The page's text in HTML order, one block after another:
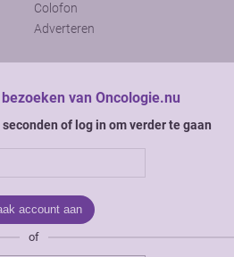
van Oncologie.nu
of log in om verder te gaan
of
Colofon
Adverteren